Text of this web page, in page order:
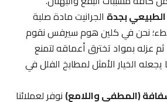
بجدةالجرانيت مادة صلبة
نحن في كلين هوم سيرفس نقوم
عزله بمواد تخترق أعماقه لتمنع
الخيار الأمثل لمطابخ الفلل في
(المطفي واللامع)نوفر لعملائنا